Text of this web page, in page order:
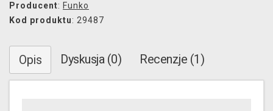
Producent: Funko
Kod produktu: 29487
Opis Dyskusja (0) Recenzje (1)